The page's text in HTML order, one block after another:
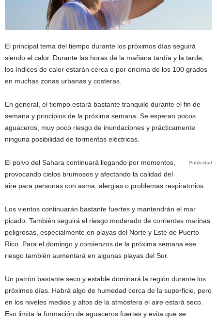
El principal tema del tiempo durante los próximos días seguirá
siendo el calor. Durante las horas de la mañana tardía y la tarde,
los índices de calor estarán cerca o por encima de los 100 grados
en muchas zonas urbanas y costeras.
En general, el tiempo estará bastante tranquilo durante el fin de
semana y principios de la próxima semana. Se esperan pocos
aguaceros, muy poco riesgo de inundaciones y prácticamente
ninguna posibilidad de tormentas eléctricas.
Publicidad
El polvo del Sahara continuará llegando por momentos,
provocando cielos brumosos y afectando la calidad del
aire para personas con asma, alergias o problemas respiratorios.
Los vientos continuarán bastante fuertes y mantendrán el mar
picado. También seguirá el riesgo moderado de corrientes marinas
peligrosas, especialmente en playas del Norte y Este de Puerto
Rico. Para el domingo y comienzos de la próxima semana ese
riesgo también aumentará en algunas playas del Sur.
Un patrón bastante seco y estable dominará la región durante los
próximos días. Habrá algo de humedad cerca de la superficie, pero
en los niveles medios y altos de la atmósfera el aire estará seco.
Eso limita la formación de aguaceros fuertes y evita que se